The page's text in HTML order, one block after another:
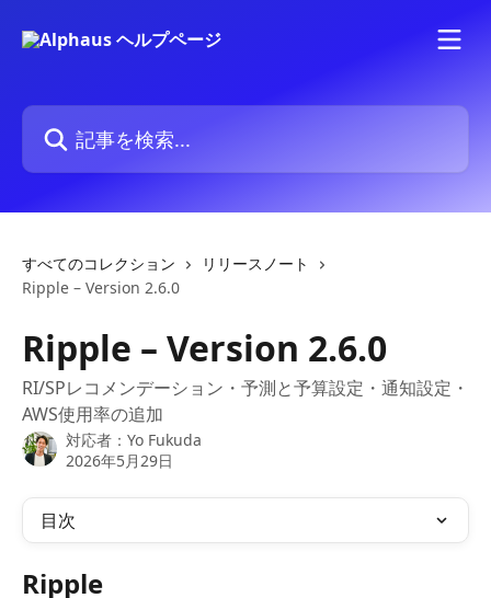
記事を検索...
すべてのコレクション
リリースノート
Ripple – Version 2.6.0
Ripple – Version 2.6.0
RI/SPレコメンデーション・予測と予算設定・通知設定・
AWS使用率の追加
対応者： Yo Fukuda
2026年5月29日
目次
Ripple